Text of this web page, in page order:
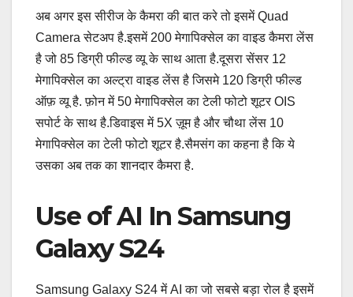
अब अगर इस सीरीज के कैमरा की बात करे तो इसमें Quad
Camera सेटअप है.इसमें 200 मेगापिक्सेल का वाइड कैमरा लेंस
है जो 85 डिग्री फील्ड व्यू के साथ आता है.दूसरा सेंसर 12
मेगापिक्सेल का अल्ट्रा वाइड लेंस है जिसमे 120 डिग्री फील्ड
ऑफ़ व्यू है. फ़ोन में 50 मेगापिक्सेल का टेली फोटो शूटर OIS
सपोर्ट के साथ है.डिवाइस में 5X ज़ूम है और चौथा लेंस 10
मेगापिक्सेल का टेली फोटो शूटर है.सैमसंग का कहना है कि ये
उसका अब तक का शानदार कैमरा है.
Use of AI In Samsung
Galaxy S24
Samsung Galaxy S24 में AI का जो सबसे बड़ा रोल है इसमें